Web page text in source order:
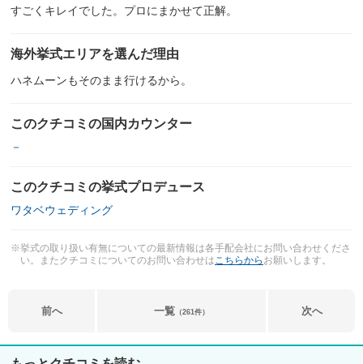
すごくキレイでした。プロにまかせて正解。
海外挙式エリアを選んだ理由
ハネムーンもそのまま行けるから。
このクチコミの国内カウンター
－
このクチコミの挙式プロデュース
ワタベウェディング
※挙式の取り扱い有無についての最新情報は各手配会社にお問い合わせくださ
い。またクチコミについてのお問い合わせはこちらから お願いします。
前へ 一覧 （261件） 次へ